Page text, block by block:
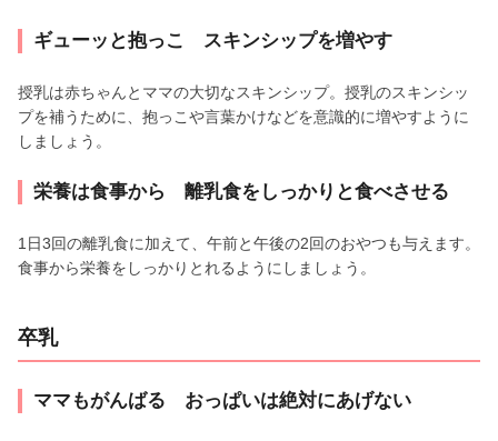
ギューッと抱っこ スキンシップを増やす
授乳は赤ちゃんとママの大切なスキンシップ。授乳のスキンシッ
プを補うために、抱っこや言葉かけなどを意識的に増やすように
しましょう。
栄養は食事から 離乳食をしっかりと食べさせる
1日3回の離乳食に加えて、午前と午後の2回のおやつも与えます。
食事から栄養をしっかりとれるようにしましょう。
卒乳
ママもがんばる おっぱいは絶対にあげない